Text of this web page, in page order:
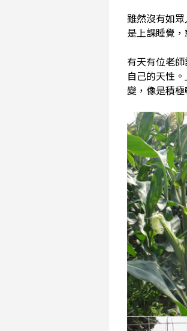
雖然沒有如
是上課睡覺
有天有位老
自己的天性
變，像是積極